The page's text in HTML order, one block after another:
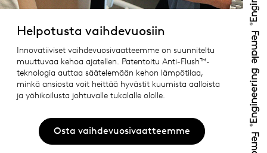
Helpotusta vaihdevuosiin
Innovatiiviset vaihdevuosivaatteemme on suunniteltu
muuttuvaa kehoa ajatellen. Patentoitu Anti-Flush™-
teknologia auttaa säätelemään kehon lämpötilaa,
minkä ansiosta voit heittää hyvästit kuumista aalloista
ja yöhikoilusta johtuvalle tukalalle ololle.
Osta vaihdevuosivaatteemme